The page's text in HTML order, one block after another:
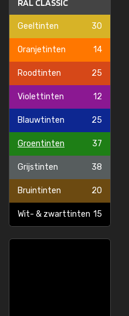
RAL CLASSIC
Geeltinten 30
Oranjetinten 14
Roodtinten 25
Violettinten 12
Blauwtinten 25
Groentinten 37
Grijstinten 38
Bruintinten 20
Wit- & zwarttinten 15